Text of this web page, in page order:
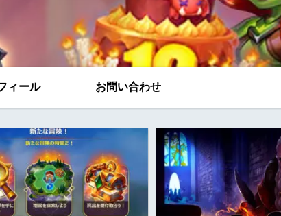
ィール お問い合わせ